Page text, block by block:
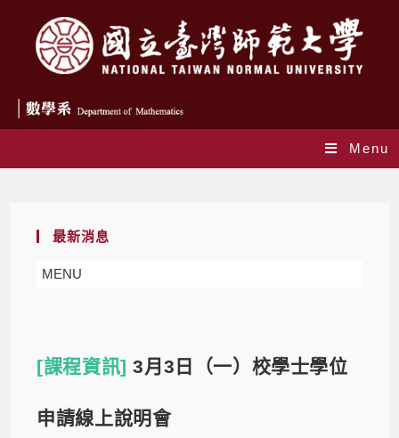
Menu
最新消息
MENU
[課程資訊]3月3日（一）校學士學位
申請線上說明會